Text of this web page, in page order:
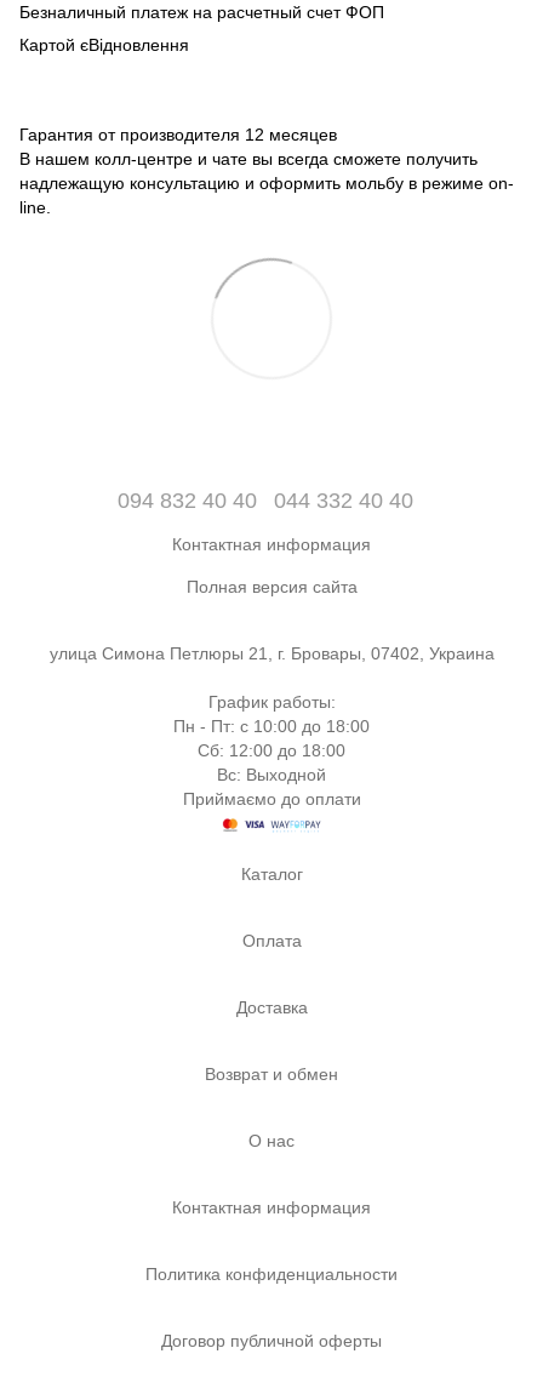
Безналичный платеж на расчетный счет ФОП
Картой єВідновлення
Гарантия от производителя 12 месяцев
В нашем колл-центре и чате вы всегда сможете получить
надлежащую консультацию и оформить мольбу в режиме on-
line.
094 832 40 40 044 332 40 40
Контактная информация
Полная версия сайта
улица Симона Петлюры 21, г. Бровары, 07402, Украина
График работы:
Пн - Пт: с 10:00 до 18:00
Сб: 12:00 до 18:00
Вс: Выходной
Приймаємо до оплати
Каталог
Оплата
Доставка
Возврат и обмен
О нас
Контактная информация
Политика конфиденциальности
Договор публичной оферты